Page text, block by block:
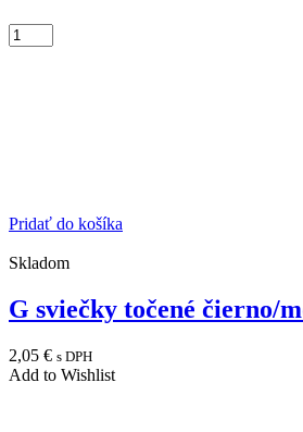
Pridať do košíka
Skladom
G sviečky točené čierno/
2,05 € s DPH
Add to Wishlist